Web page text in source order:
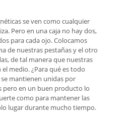
se ven como cualquier
Pero en una caja no hay dos,
para cada ojo. Colocamos
de nuestras pestañas y el otro
de tal manera que nuestras
medio. ¿Para qué es todo
mantienen unidas por
pero en un buen producto lo
como para mantener las
lugar durante mucho tiempo.